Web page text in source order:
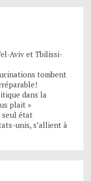
Aviv et Tbilissi-
tombent
dans la
plait »
seul état
unis, s’allient à